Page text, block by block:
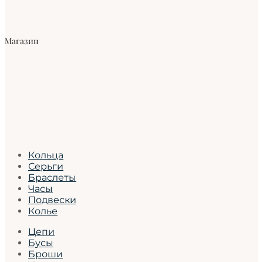
Магазин
Кольца
Серьги
Браслеты
Часы
Подвески
Колье
Цепи
Бусы
Броши